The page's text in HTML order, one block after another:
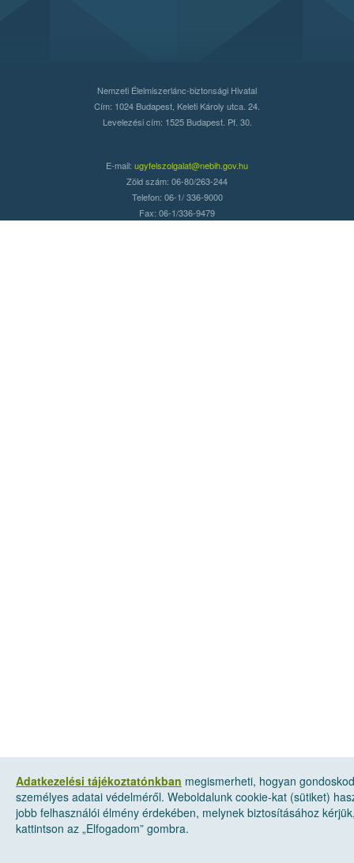
Adatkezelési tájékoztatónkban megismerheti, hogyan
személyes adatai védelméről. Weboldalunk cookie-kat (sütiket)
jobb felhasználói élmény érdekében, melynek biztosításához
kattintson az „Elfogadom” gombra.
Nemzeti Élelmiszerlánc-biztonsági Hivatal
Cím: 1024 Budapest, Keleti Károly utca. 24.
Levelezési cím: 1525 Budapest. Pf. 30.
E-mail: ugyfelszolgalat@nebih.gov.hu
Zöld szám: 06-80/263-244
Telefon: 06-1/ 336-9000
Fax: 06-1/336-9479